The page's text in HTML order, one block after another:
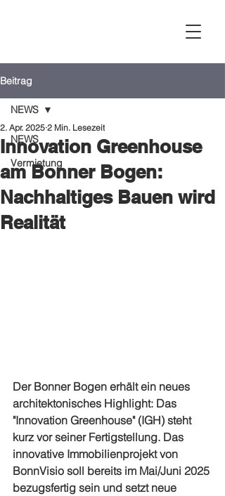
Beitrag
NEWS
Vermietung
NEWS
Innovation Greenhouse
am Bonner Bogen:
Nachhaltiges Bauen wird
Realität
2. Apr. 2025 2 Min. Lesezeit
Der Bonner Bogen erhält ein neues
architektonisches Highlight: Das
"Innovation Greenhouse" (IGH) steht
kurz vor seiner Fertigstellung. Das
innovative Immobilienprojekt von
BonnVisio soll bereits im Mai/Juni 2025
bezugsfertig sein und setzt neue